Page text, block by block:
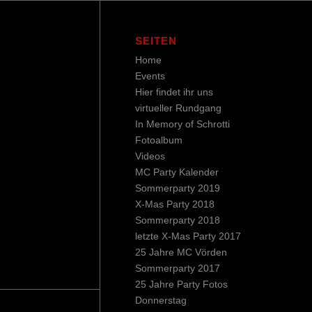
SEITEN
Home
Events
Hier findet ihr uns
virtueller Rundgang
In Memory of Schrotti
Fotoalbum
Videos
MC Party Kalender
Sommerparty 2019
X-Mas Party 2018
Sommerparty 2018
letzte X-Mas Party 2017
25 Jahre MC Vörden
Sommerparty 2017
25 Jahre Party Fotos
Donnerstag